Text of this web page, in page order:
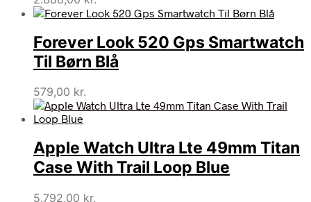
Forever Look 520 Gps Smartwatch
Til Børn Blå
579,00 kr.
Apple Watch Ultra Lte 49mm Titan
Case With Trail Loop Blue
5.792,00 kr.